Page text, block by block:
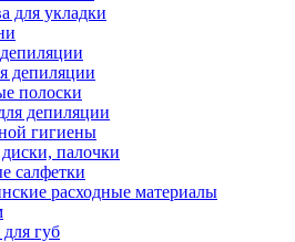
для укладки
депиляции
полоски
депиляции
гигиены
палочки
салфетки
расходные материалы
для губ